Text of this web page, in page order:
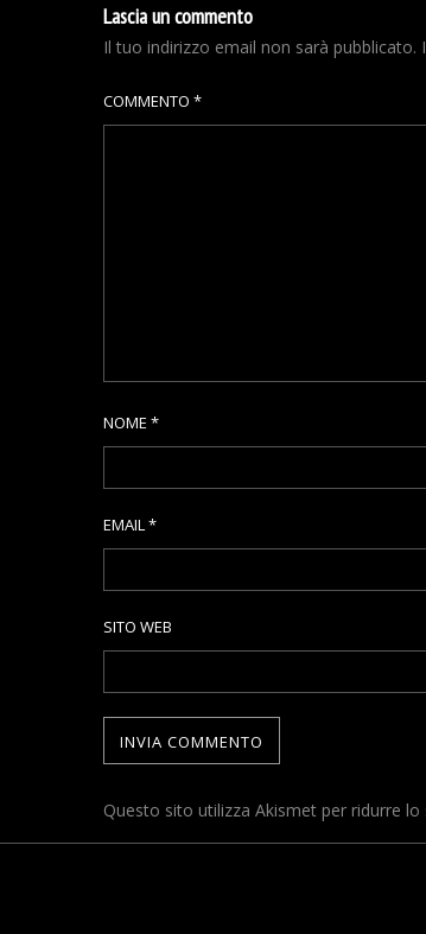
Lascia un commento
Il tuo indirizzo email non sarà pubblicato.
COMMENTO *
NOME *
EMAIL*
SITO WEB
Questo sito utilizza Akismet per ridurre lo